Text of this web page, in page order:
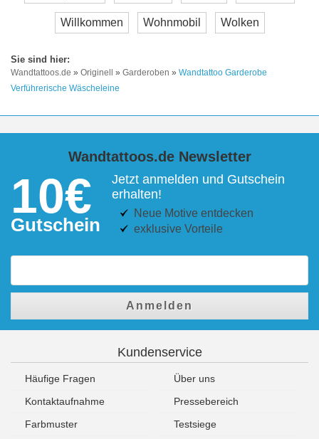
Willkommen Wohnmobil Wolken
Wandtattoos.de » Originell » Garderoben » Wandtattoo Garderobe
Verführerische Wäscheleine
Wandtattoos.de Newsletter
10€
Gutschein
Jetzt anmelden und Gutschein
erhalten!
Neue Motive entdecken
exklusive Vorteile
Anmelden
Kundenservice
Häufige Fragen
Über uns
Kontaktaufnahme
Pressebereich
Farbmuster
Testsiege